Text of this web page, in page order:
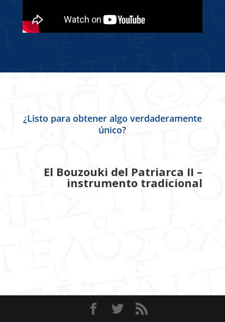
¿Listo para obtener algo verdaderamente
único?
El Bouzouki del Patriarca II –
instrumento tradicional